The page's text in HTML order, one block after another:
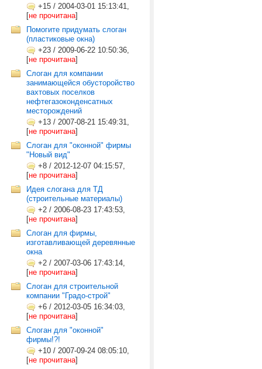
+15 / 2004-03-01 15:13:41,
[не прочитана]
Помогите придумать слоган
(пластиковые окна)
+23 / 2009-06-22 10:50:36,
[не прочитана]
Слоган для компании
занимающейся обусторойство
вахтовых поселков
нефтегазоконденсатных
месторождений
+13 / 2007-08-21 15:49:31,
[не прочитана]
Слоган для "оконной" фирмы
"Новый вид"
+8 / 2012-12-07 04:15:57,
[не прочитана]
Идея слогана для ТД
(строительные материалы)
+2 / 2006-08-23 17:43:53,
[не прочитана]
Слоган для фирмы,
изготавливающей деревянные
окна
+2 / 2007-03-06 17:43:14,
[не прочитана]
Слоган для строительной
компании "Градо-строй"
+6 / 2012-03-05 16:34:03,
[не прочитана]
Слоган для "оконной"
фирмы!?!
+10 / 2007-09-24 08:05:10,
[не прочитана]